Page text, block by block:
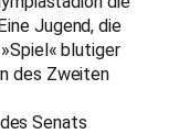
Jugend, die
blutiger
des Zweiten
Senats